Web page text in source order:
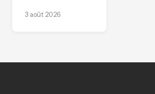
3 août 2026